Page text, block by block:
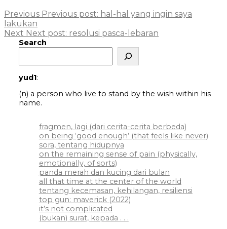
Previous Previous post: hal-hal yang ingin saya
lakukan
Next Next post: resolusi pasca-lebaran
Search
yud1:
(n) a person who live to stand by the wish within his
name.
fragmen, lagi (dari cerita-cerita berbeda)
on being ‘good enough’ (that feels like never)
sora, tentang hidupnya
on the remaining sense of pain (physically,
emotionally, of sorts)
panda merah dan kucing dari bulan
all that time at the center of the world
tentang kecemasan, kehilangan, resiliensi
top gun: maverick (2022)
it’s not complicated
(bukan) surat, kepada . . .